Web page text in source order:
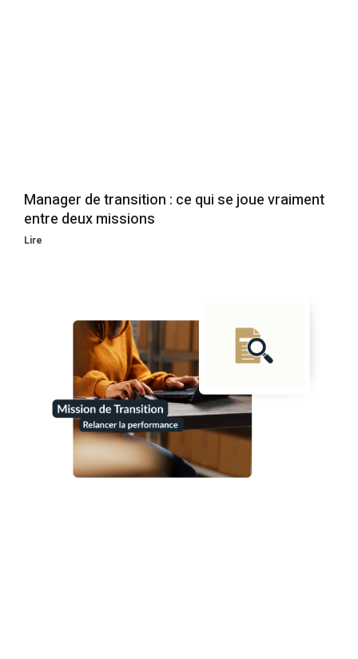
Manager de transition : ce qui se joue vraiment
entre deux missions
Lire